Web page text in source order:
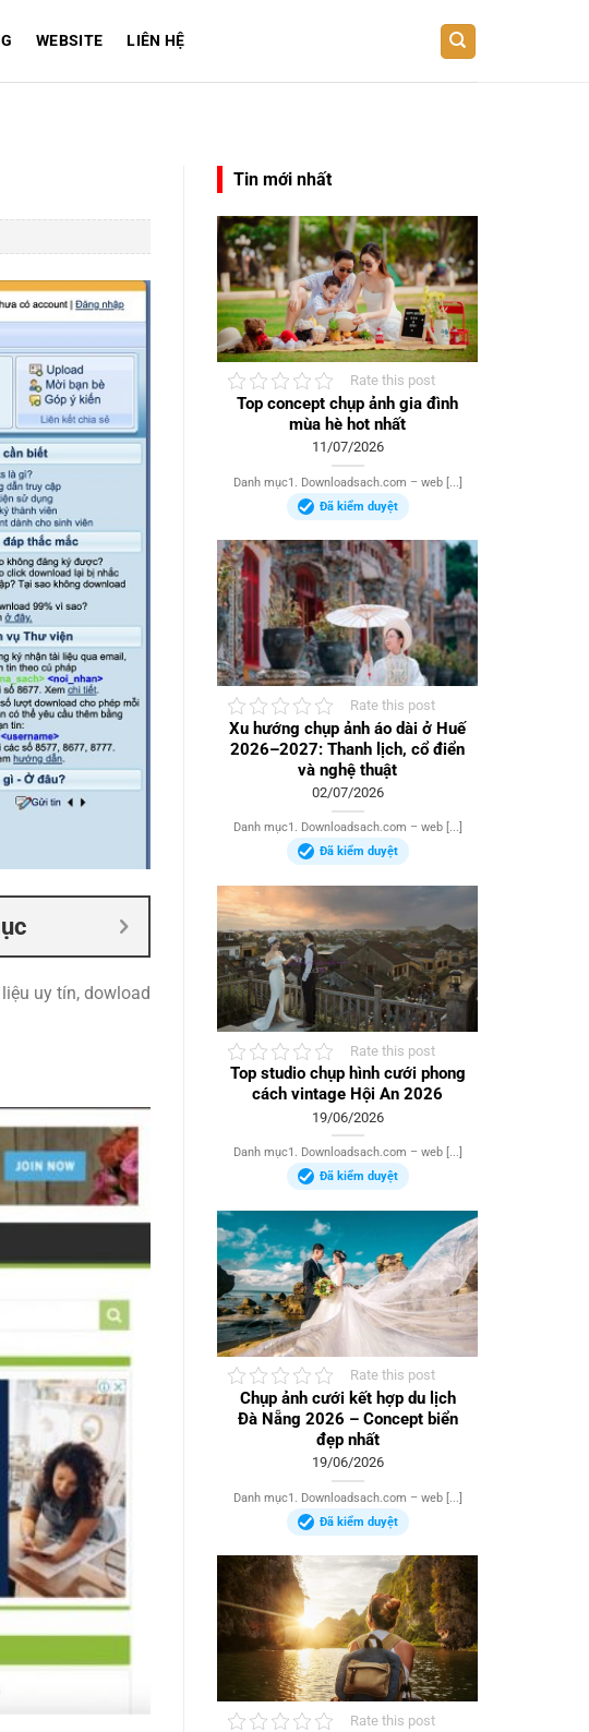
WEBSITE LIÊN HỆ
uy tín, dowload
Tin mới nhất
Rate this post
Top concept chụp ảnh gia đình
mùa hè hot nhất
11/07/2026
Danh mục1. Downloadsach.com – web [...]
Đã kiểm duyệt
Rate this post
Xu hướng chụp ảnh áo dài ở Huế
2026–2027: Thanh lịch, cổ điển
và nghệ thuật
02/07/2026
Danh mục1. Downloadsach.com – web [...]
Đã kiểm duyệt
Rate this post
Top studio chụp hình cưới phong
cách vintage Hội An 2026
19/06/2026
Danh mục1. Downloadsach.com – web [...]
Đã kiểm duyệt
Rate this post
Chụp ảnh cưới kết hợp du lịch
Đà Nẵng 2026 – Concept biển
đẹp nhất
19/06/2026
Danh mục1. Downloadsach.com – web [...]
Đã kiểm duyệt
Rate this post